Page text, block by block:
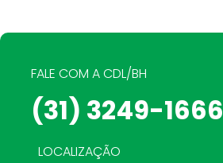
FALE COM A CDL/BH
(31) 3249-1666
LOCALIZAÇÃO